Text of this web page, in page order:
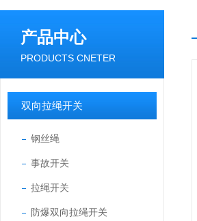
产品中心
PRODUCTS CNETER
双向拉绳开关
钢丝绳
事故开关
拉绳开关
防爆双向拉绳开关